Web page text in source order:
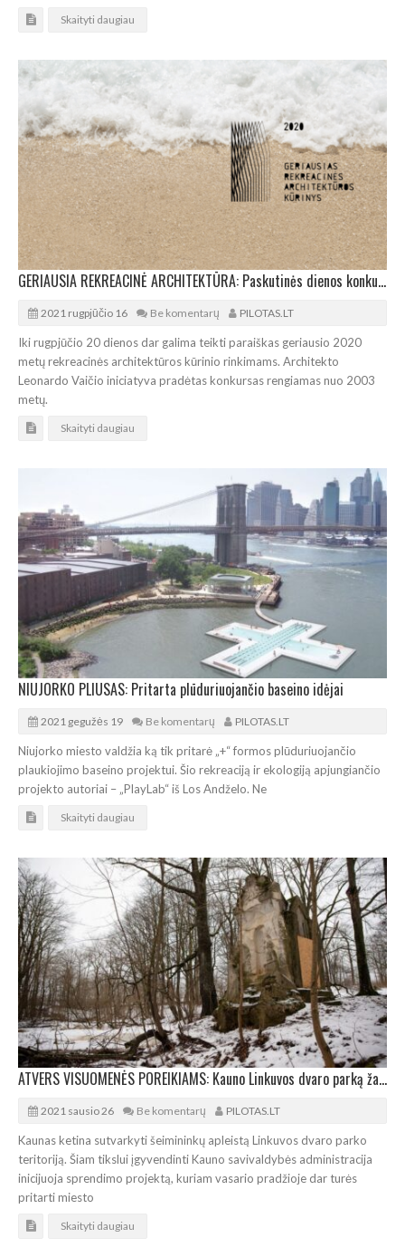
Skaityti daugiau
GERIAUSIA REKREACINĖ ARCHITEKTŪRA: Paskutinės dienos konkurso paraiškai
2021 rugpjūčio 16 Be komentarų PILOTAS.LT
Iki rugpjūčio 20 dienos dar galima teikti paraiškas geriausio 2020
metų rekreacinės architektūros kūrinio rinkimams. Architekto
Leonardo Vaičio iniciatyva pradėtas konkursas rengiamas nuo 2003
metų.
Skaityti daugiau
NIUJORKO PLIUSAS: Pritarta plūduriuojančio baseino idėjai
2021 gegužės 19 Be komentarų PILOTAS.LT
Niujorko miesto valdžia ką tik pritarė „+“ formos plūduriuojančio
plaukiojimo baseino projektui. Šio rekreaciją ir ekologiją apjungiančio
projekto autoriai – „PlayLab“ iš Los Andželo. Ne
Skaityti daugiau
ATVERS VISUOMENĖS POREIKIAMS: Kauno Linkuvos dvaro parką žada rekreacijai
2021 sausio 26 Be komentarų PILOTAS.LT
Kaunas ketina sutvarkyti šeimininkų apleistą Linkuvos dvaro parko
teritoriją. Šiam tikslui įgyvendinti Kauno savivaldybės administracija
inicijuoja sprendimo projektą, kuriam vasario pradžioje dar turės
pritarti miesto
Skaityti daugiau